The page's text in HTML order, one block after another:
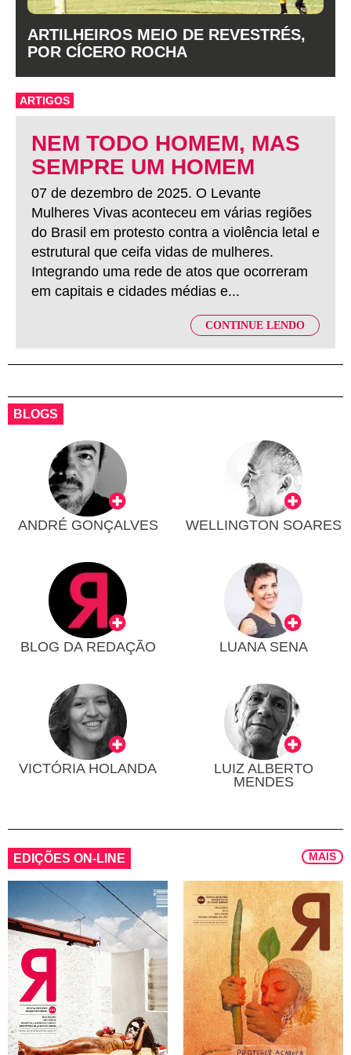
ARTILHEIROS MEIO DE REVESTRÉS,
POR CÍCERO ROCHA
ARTIGOS
NEM TODO HOMEM, MAS
SEMPRE UM HOMEM
07 de dezembro de 2025. O Levante
Mulheres Vivas aconteceu em várias regiões
do Brasil em protesto contra a violência letal e
estrutural que ceifa vidas de mulheres.
Integrando uma rede de atos que ocorreram
em capitais e cidades médias e...
CONTINUE LENDO
BLOGS
ANDRÉ GONÇALVES WELLINGTON SOARES
BLOG DA REDAÇÃO LUANA SENA
VICTÓRIA HOLANDA
LUIZ ALBERTO
MENDES
EDIÇÕES ON-LINE MAIS